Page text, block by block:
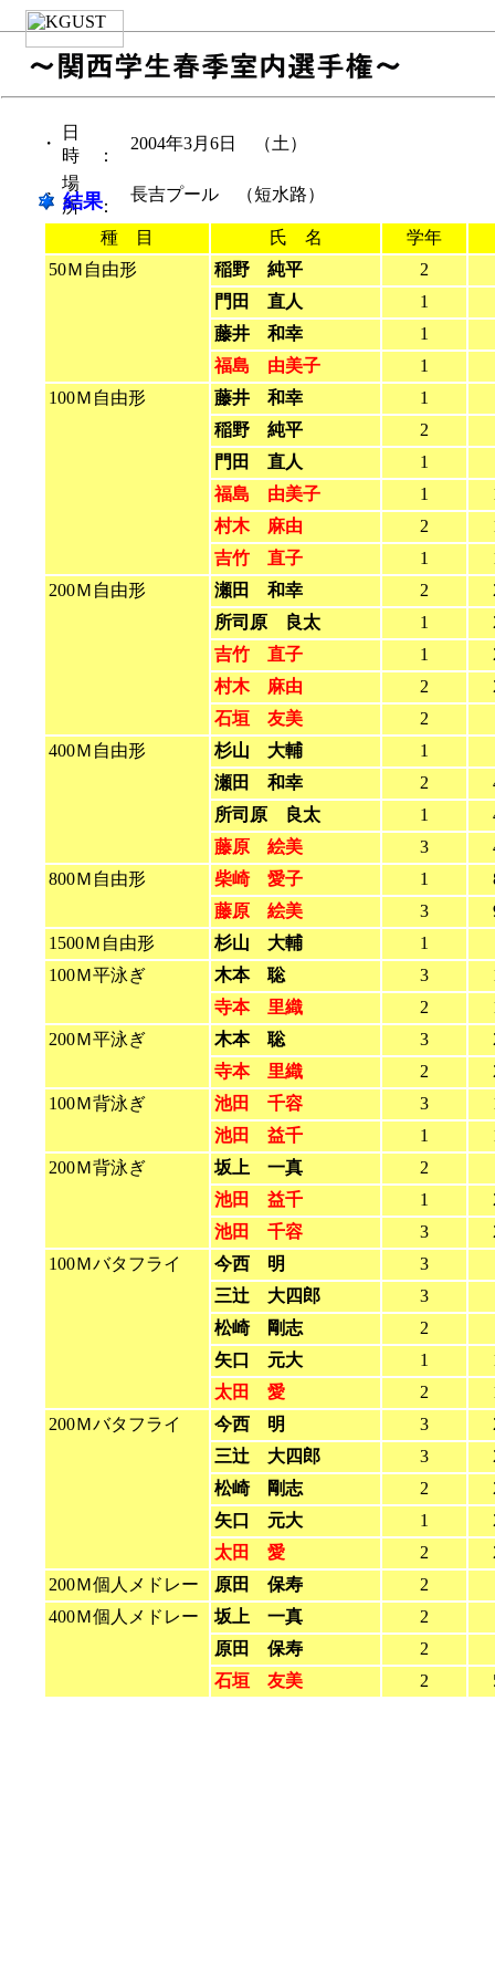
・
日
時 ：
2004年3月6日 （土）
・
場
所 ：
長吉プール （短水路）
種 目 氏 名
学年
50Ｍ自由形
稲野 純平
2
門田 直人
1
藤井 和幸
1
福島 由美子
1
100Ｍ自由形
藤井 和幸
1
稲野 純平
2
門田 直人
1
福島 由美子
1
村木 麻由
2
吉竹 直子
1
200Ｍ自由形
瀬田 和幸 2
所司原 良太
1
吉竹 直子
1
村木 麻由
2
石垣 友美
2
400Ｍ自由形
杉山 大輔
1
瀬田 和幸
2
所司原 良太
1
藤原 絵美
3
800Ｍ自由形
柴崎 愛子 1
藤原 絵美
3
1500Ｍ自由形
杉山 大輔
1
100Ｍ平泳ぎ
木本 聡 3
寺本 里織
2
200Ｍ平泳ぎ
木本 聡 3
寺本 里織
2
100Ｍ背泳ぎ
池田 千容 3
池田 益千
1
200Ｍ背泳ぎ
坂上 一真
2
池田 益千
1
池田 千容
3
100Ｍバタフライ
今西 明
3
三辻 大四郎
3
松崎 剛志
2
矢口 元大
1
太田 愛
2
200Ｍバタフライ
今西 明 3
三辻 大四郎
3
松崎 剛志
2
矢口 元大
1
太田 愛
2
200Ｍ個人メドレー
原田 保寿
2
400Ｍ個人メドレー
坂上 一真
2
原田 保寿
2
石垣 友美
2
結果